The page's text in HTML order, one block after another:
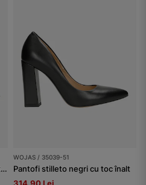
Pantofi stiletto bej eleganți cu toc cui damă
WOJAS / 35039-51
Pantofi stilleto negri cu toc înalt
314.90 Lei